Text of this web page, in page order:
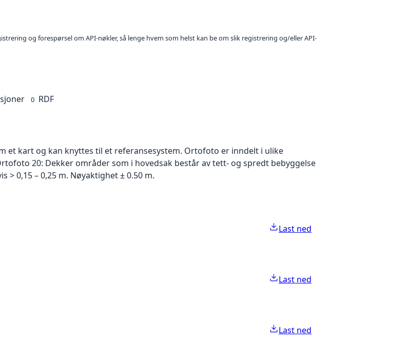
og forespørsel om API-nøkler, så lenge hvem som helst kan be om slik registrering og/eller API-
0 RDF
et kart og kan knyttes til et referansesystem. Ortofoto er inndelt i ulike
20: Dekker områder som i hovedsak består av tett- og spredt bebyggelse
0,15 – 0,25 m. Nøyaktighet ± 0.50 m.
Last ned
Last ned
Last ned